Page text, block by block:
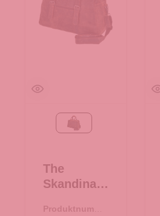
tan
The
Skandinavi
Produktnumme